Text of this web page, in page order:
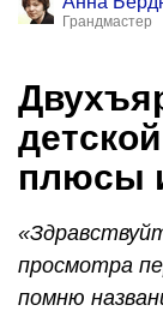
Грандмастер
плюсы
просмотра
помню